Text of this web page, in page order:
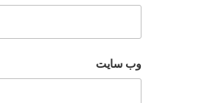
وب‌ سایت